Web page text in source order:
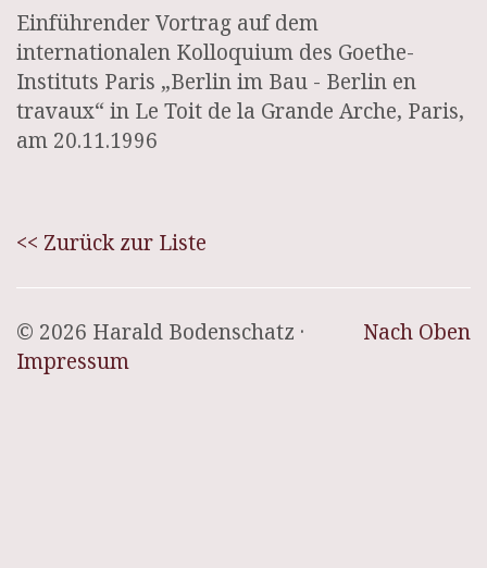
Einführender Vortrag auf dem
internationalen Kolloquium des Goethe-
Instituts Paris „Berlin im Bau - Berlin en
travaux“ in Le Toit de la Grande Arche, Paris,
am 20.11.1996
<< Zurück zur Liste
Nach Oben
© 2026 Harald Bodenschatz ·
Impressum